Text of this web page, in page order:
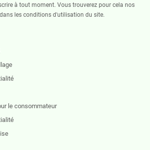
à tout moment. Vous trouverez pour cela nos
les conditions d'utilisation du site.
le consommateur